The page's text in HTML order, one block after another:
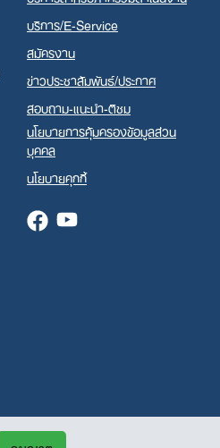
บริการ/E-Service
สมัครงาน
ข่าวประชาสัมพันธ์/ประกาศ
สอบถาม-แนะนำ-ติชม
นโยบายการคุ้มครองข้อมูลส่วน
บุคคล
นโยบายคุกกี้
FacebookYoutube